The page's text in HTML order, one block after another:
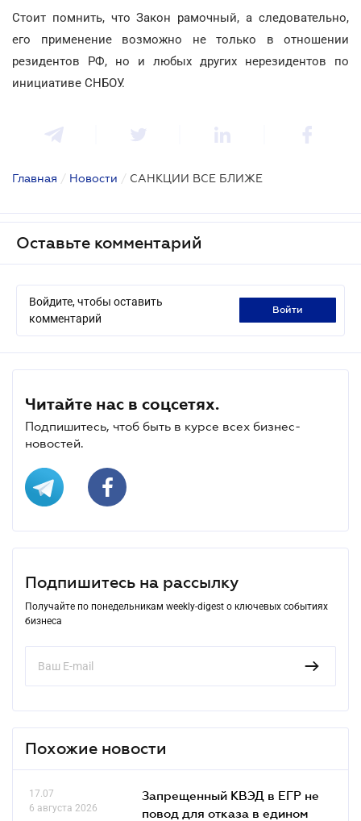
Стоит помнить, что Закон рамочный, а следовательно,
его применение возможно не только в отношении
резидентов РФ, но и любых других нерезидентов по
инициативе СНБОУ.
Главная / Новости / САНКЦИИ ВСЕ БЛИЖЕ
Оставьте комментарий
Войдите, чтобы оставить
комментарий
войти
Читайте нас в соцсетях.
Подпишитесь, чтоб быть в курсе всех бизнес-
новостей.
Подпишитесь на рассылку
Получайте по понедельникам weekly-digest о ключевых событиях
бизнеса
Похожие новости
17.07
6 августа 2026
Запрещенный КВЭД в ЕГР не
повод для отказа в едином